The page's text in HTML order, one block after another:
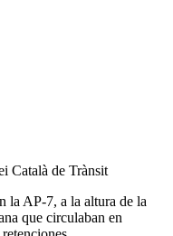
Català de Trànsit
la AP-7, a la altura de la
que circulaban en